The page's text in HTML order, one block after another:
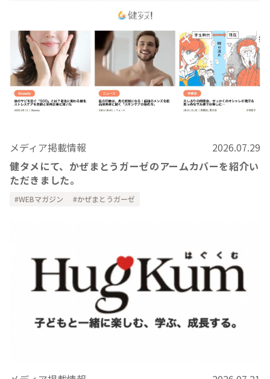
メディア掲載情報
2026.07.29
健タメにて、かぜまとうガーゼのアームカバーを紹介い
ただきました。
WEBマガジン かぜまとうガーゼ